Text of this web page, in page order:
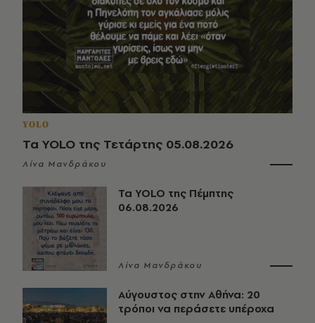
YOLO
Τα YOLO της Τετάρτης 05.08.2026
Λίνα Μανδράκου
Τα YOLO της Πέμπτης
06.08.2026
Λίνα Μανδράκου
Αύγουστος στην Αθήνα: 20
τρόποι να περάσετε υπέροχα